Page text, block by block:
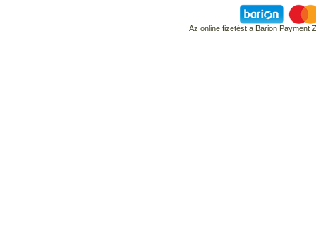
Az online fizetést a Barion Payment